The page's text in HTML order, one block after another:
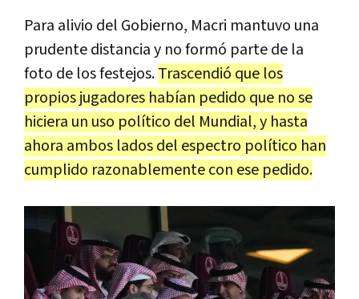
Para alivio del Gobierno, Macri mantuvo una
prudente distancia y no formó parte de la
foto de los festejos.Trascendió que los
propios jugadores habían pedido que no se
hiciera un uso político del Mundial, y hasta
ahora ambos lados del espectro político han
cumplido razonablemente con ese pedido.